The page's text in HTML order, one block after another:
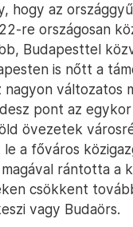
hogy az
re országosan
Budapesttel
is nőtt a
változatos
pont az
övezetek
a főváros
rántotta
csökkent
vagy Budaörs.